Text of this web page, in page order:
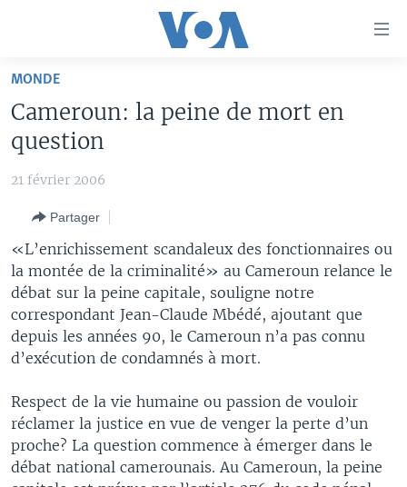
Retour
navigation
Retour
la
recherche
SPORT
WASHINGTON FORUM
CORRESPONDANT VOA
FOCUS SAHEL
REPORTAGES
VOUS + NOUS
À VOTRE AVIS
VOTRE SANTÉ VOTRE AVENIR
LE MONDE AU FÉMININ
L'AMÉRIQUE ET VOUS
DIALOGUE DES RELIGIONS
BAMBARA
FULFULDE
LINGALA
SANGO
Apprenez L'anglais
SUIVEZ-NOUS
MONDE
Cameroun: la peine de mort en
question
21 février 2006
Partager
«L’enrichissement scandaleux des fonctionnaires ou
la montée de la criminalité» au Cameroun relance le
débat sur la peine capitale, souligne notre
correspondant Jean-Claude Mbédé, ajoutant que
depuis les années 90, le Cameroun n’a pas connu
d’exécution de condamnés à mort.
Respect de la vie humaine ou passion de vouloir
réclamer la justice en vue de venger la perte d’un
proche? La question commence à émerger dans le
débat national camerounais. Au Cameroun, la peine